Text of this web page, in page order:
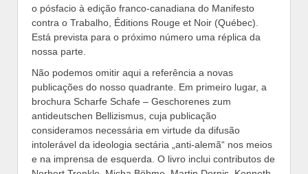
o pósfacio à edição franco-canadiana do Manifesto
contra o Trabalho, Éditions Rouge et Noir (Québec).
Está prevista para o próximo número uma réplica da
nossa parte.
Não podemos omitir aqui a referência a novas
publicações do nosso quadrante. Em primeiro lugar, a
brochura Scharfe Schafe – Geschorenes zum
antideutschen Bellizismus, cuja publicação
consideramos necessária em virtude da difusão
intolerável da ideologia sectária „anti-alemã“ nos meios
e na imprensa de esquerda. O livro inclui contributos de